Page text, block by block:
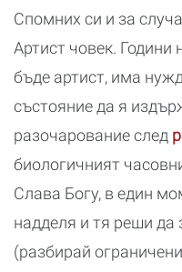
Спомних си и за
Артист човек. Години
бъде артист, има
състояние да я
разочарование след
биологичният
Слава Богу, в един
надделя и тя реши да
(разбирай